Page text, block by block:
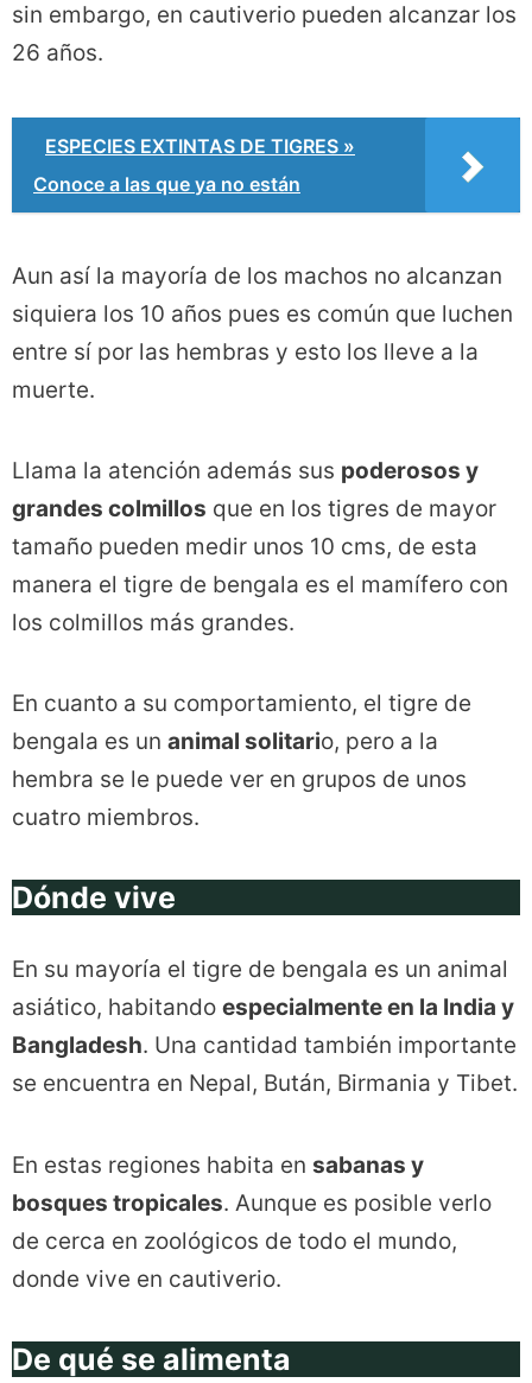
sin embargo, en cautiverio pueden alcanzar los
26 años.
ESPECIES EXTINTAS DE TIGRES »
Conoce a las que ya no están
Aun así la mayoría de los machos no alcanzan
siquiera los 10 años pues es común que luchen
entre sí por las hembras y esto los lleve a la
muerte.
Llama la atención además sus poderosos y
grandes colmillos que en los tigres de mayor
tamaño pueden medir unos 10 cms, de esta
manera el tigre de bengala es el mamífero con
los colmillos más grandes.
En cuanto a su comportamiento, el tigre de
bengala es un animal solitario, pero a la
hembra se le puede ver en grupos de unos
cuatro miembros.
Dónde vive
En su mayoría el tigre de bengala es un animal
asiático, habitando especialmente en la India y
Bangladesh. Una cantidad también importante
se encuentra en Nepal, Bután, Birmania y Tibet.
En estas regiones habita en sabanas y
bosques tropicales. Aunque es posible verlo
de cerca en zoológicos de todo el mundo,
donde vive en cautiverio.
De qué se alimenta